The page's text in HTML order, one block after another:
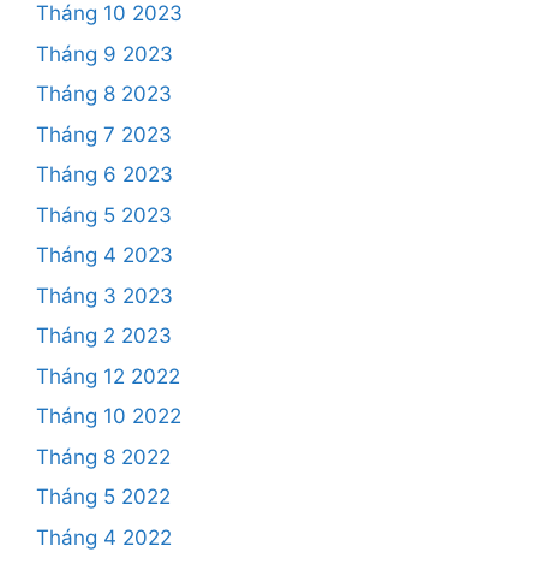
Tháng 10 2023
Tháng 9 2023
Tháng 8 2023
Tháng 7 2023
Tháng 6 2023
Tháng 5 2023
Tháng 4 2023
Tháng 3 2023
Tháng 2 2023
Tháng 12 2022
Tháng 10 2022
Tháng 8 2022
Tháng 5 2022
Tháng 4 2022